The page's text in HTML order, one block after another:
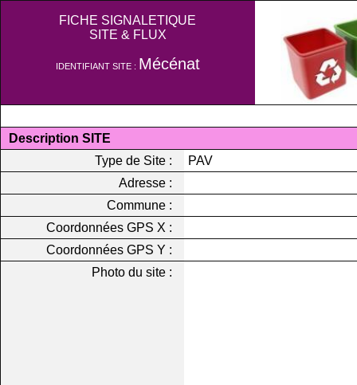
FICHE SIGNALETIQUE
SITE & FLUX
IDENTIFIANT SITE : Mécénat
Description SITE
Type de Site :
PAV
Adresse :
Commune :
Coordonnées GPS X :
Coordonnées GPS Y :
Photo du site :